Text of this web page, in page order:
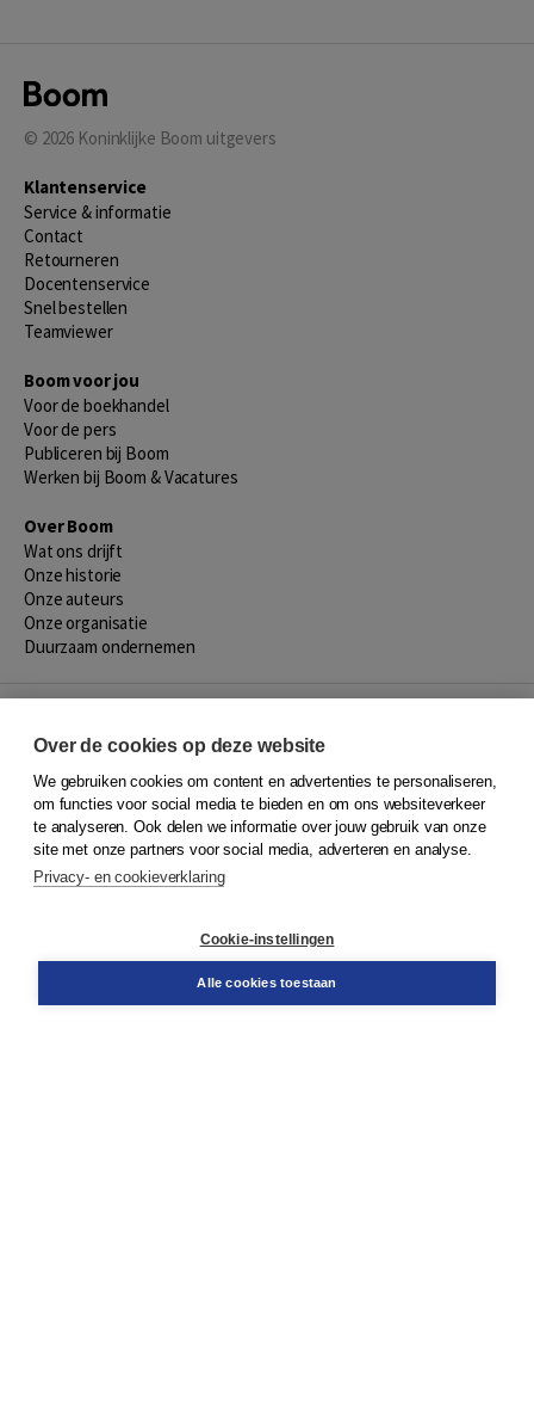
© 2026 Koninklijke Boom uitgevers
Klantenservice
Service & informatie
Contact
Retourneren
Docentenservice
Snel bestellen
Teamviewer
Boom voor jou
Voor de boekhandel
Voor de pers
Publiceren bij Boom
Werken bij Boom & Vacatures
Over Boom
Wat ons drijft
Onze historie
Onze auteurs
Onze organisatie
Duurzaam ondernemen
Algemene voorwaarden
Algemene voorwaarden zakelijk
Over de cookies op deze website
We gebruiken cookies om content en advertenties te personaliseren,
om functies voor social media te bieden en om ons websiteverkeer
te analyseren. Ook delen we informatie over jouw gebruik van onze
site met onze partners voor social media, adverteren en analyse.
Privacy- en cookieverklaring
Cookie-instellingen
Alle cookies toestaan